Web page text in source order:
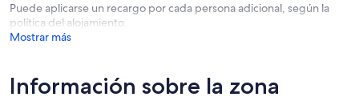
Puede aplicarse un recargo por cada persona adicional, según la
política del alojamiento.
Mostrar más
Información sobre la zona